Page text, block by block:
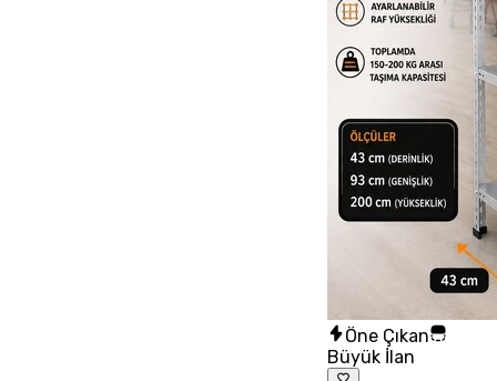
Öne Çıkan
Büyük İlan